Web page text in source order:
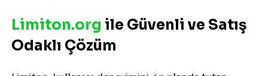
Limiton.org ile Güvenli ve Satış
Odaklı Çözüm